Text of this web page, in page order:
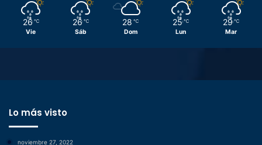
26 ℃
Vie
26 ℃
Sáb
28 ℃
Dom
25 ℃
Lun
29 ℃
Mar
Lo más visto
noviembre 27, 2022